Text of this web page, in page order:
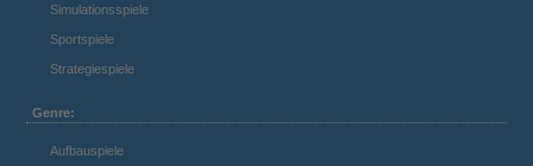
Simulationsspiele
Sportspiele
Strategiespiele
Genre:
Aufbauspiele